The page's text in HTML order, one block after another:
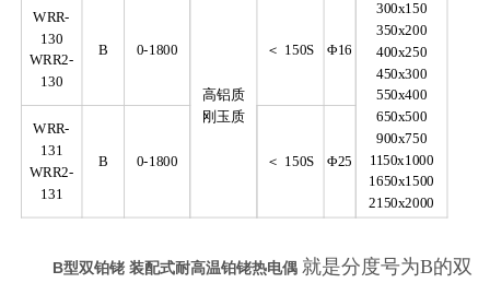
WRR-
130
WRR2-
130
B 0-1800
高铝质
刚玉质
＜ 150S Φ16
300x150
350x200
400x250
450x300
550x400
650x500
900x750
1150x1000
1650x1500
2150x2000
WRR-
131
WRR2-
131
B 0-1800 ＜ 150S Φ25
B型双铂铑 装配式耐高温铂铑热电偶 就是分度号为B的双